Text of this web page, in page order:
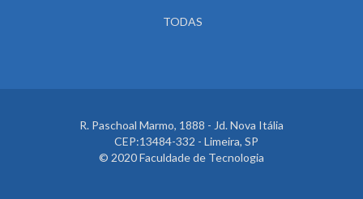
TODAS
R. Paschoal Marmo, 1888 - Jd. Nova Itália
CEP:13484-332 - Limeira, SP
© 2020 Faculdade de Tecnologia